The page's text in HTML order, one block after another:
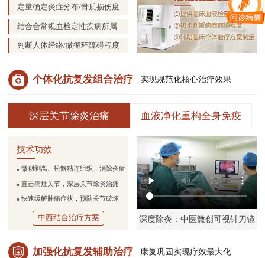
定量确定炎症分布/骨质损伤度
结合合常规血检定性疾病所属
判断人体经络/微循环障碍程度
个体化抗复发组合治疗 实现规范化核心治疗效果
深层关节除炎治痛 血液净化重构全身免疫
技术功效
微创剥离、松懈粘连组织，消除炎症
直击病灶关节，深层关节除炎治痛
快速缓解肿痛症状，预防关节破坏
中西结合治疗方案 深度除炎：中医微创可视针刀镜
加强化抗复发辅助治疗 康复巩固实现疗效最大化